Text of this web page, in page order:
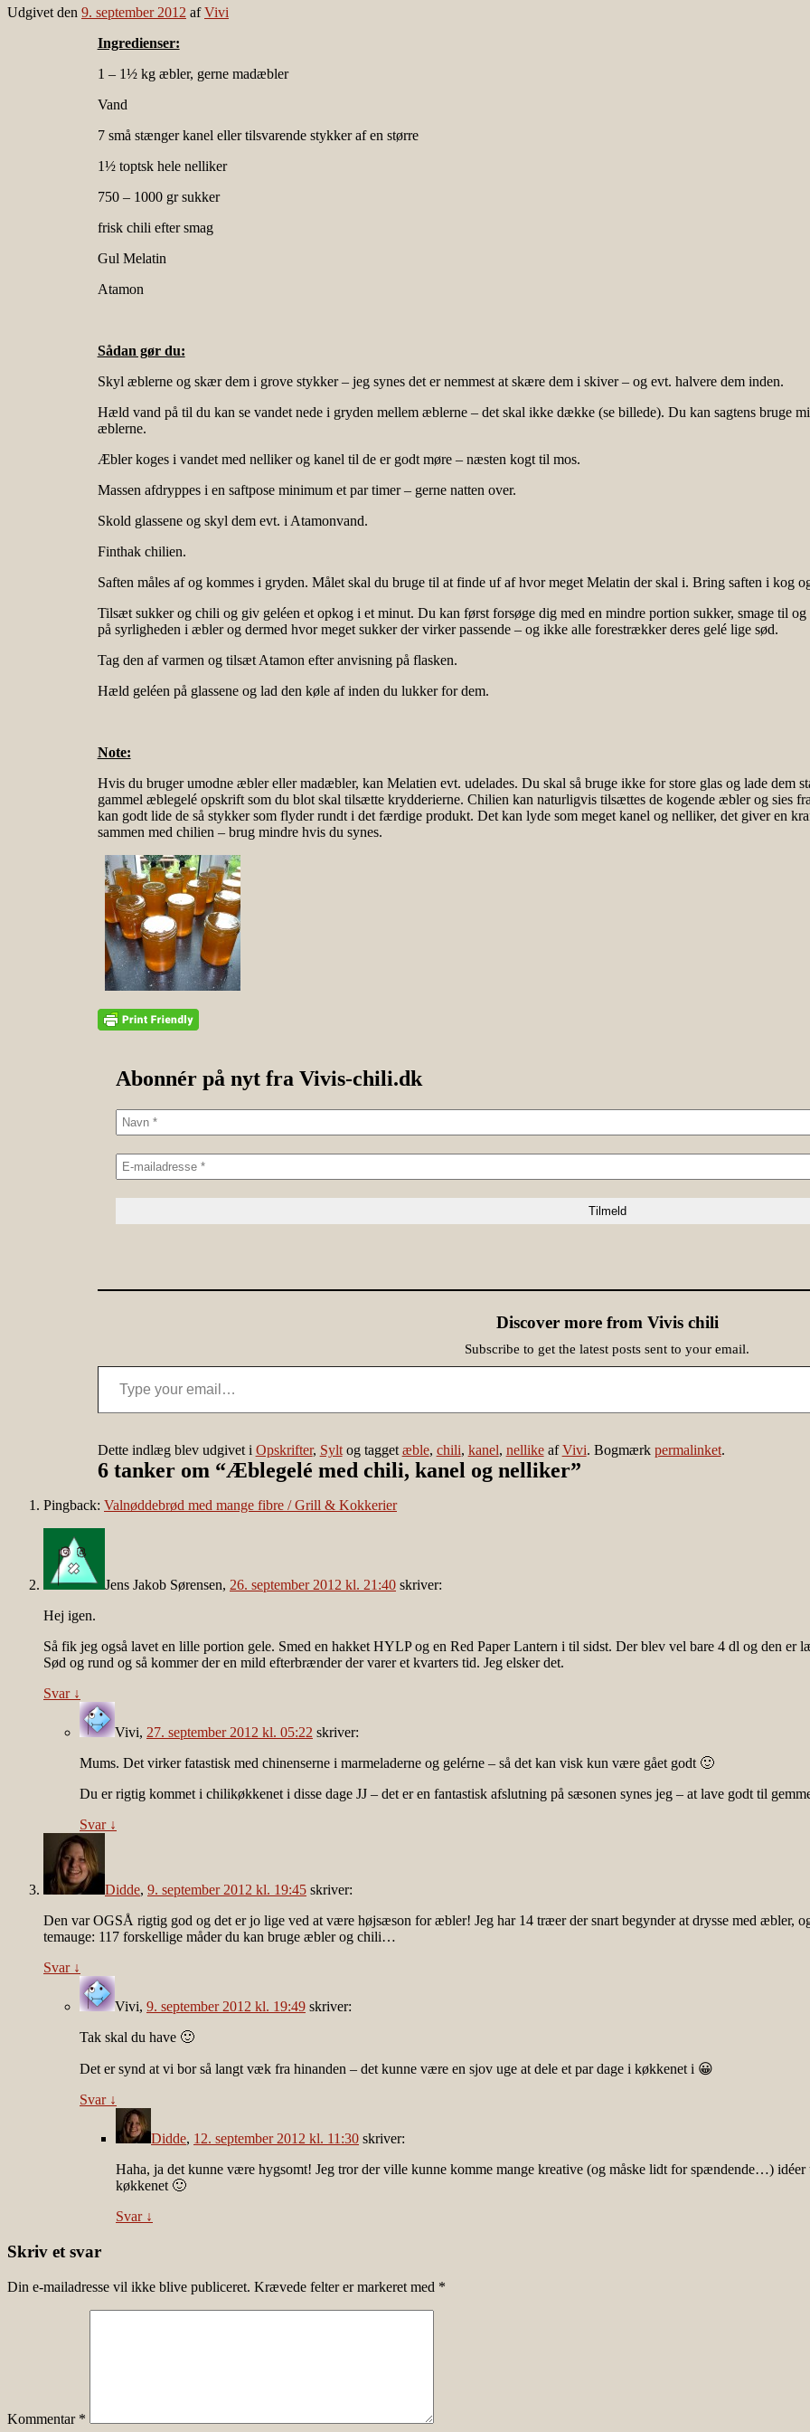
Udgivet den 9. september 2012 afVivi
Ingredienser:
1 – 1½ kg æbler, gerne madæbler
Vand
7 små stænger kanel eller tilsvarende stykker af en større
1½ toptsk hele nelliker
750 – 1000 gr sukker
frisk chili efter smag
Gul Melatin
Atamon
Sådan gør du:
Skyl æblerne og skær dem i grove stykker – jeg synes det er nemmest at skære dem i skiver – og evt. halvere dem inden.
Hæld vand på til du kan se vandet nede i gryden mellem æblerne – det skal ikke dække (se billede). Du kan sagtens bruge
æblerne.
Æbler koges i vandet med nelliker og kanel til de er godt møre – næsten kogt til mos.
Massen afdryppes i en saftpose minimum et par timer – gerne natten over.
Skold glassene og skyl dem evt. i Atamonvand.
Finthak chilien.
Saften måles af og kommes i gryden. Målet skal du bruge til at finde uf af hvor meget Melatin der skal i. Bring saften i kog
Tilsæt sukker og chili og giv geléen et opkog i et minut. Du kan først forsøge dig med en mindre portion sukker, smage til
på syrligheden i æbler og dermed hvor meget sukker der virker passende – og ikke alle forestrækker deres gelé lige sød.
Tag den af varmen og tilsæt Atamon efter anvisning på flasken.
Hæld geléen på glassene og lad den køle af inden du lukker for dem.
Note:
Hvis du bruger umodne æbler eller madæbler, kan Melatien evt. udelades. Du skal så bruge ikke for store glas og lade dem
gammel æblegelé opskrift som du blot skal tilsætte krydderierne. Chilien kan naturligvis tilsættes de kogende æbler og sies
kan godt lide de så stykker som flyder rundt i det færdige produkt. Det kan lyde som meget kanel og nelliker, det giver en
sammen med chilien – brug mindre hvis du synes.
Abonnér på nyt fra Vivis-chili.dk
Discover more from Vivis chili
Subscribe to get the latest posts sent to your email.
Type your email…
Dette indlæg blev udgivet i Opskrifter, Syltog tagget æble, chili, kanel, nellikeafVivi. Bogmærk permalinket.
6 tanker om “Æblegelé med chili, kanel og nelliker”
Pingback: Valnøddebrød med mange fibre / Grill & Kokkerier
Jens Jakob Sørensen, 26. september 2012 kl. 21:40 skriver:
Hej igen.
Så fik jeg også lavet en lille portion gele. Smed en hakket HYLP og en Red Paper Lantern i til sidst. Der blev vel bare 4 dl og den er
Sød og rund og så kommer der en mild efterbrænder der varer et kvarters tid. Jeg elsker det.
Svar ↓
Vivi, 27. september 2012 kl. 05:22 skriver:
Mums. Det virker fatastisk med chinenserne i marmeladerne og gelérne – så det kan visk kun være gået godt 🙂
Du er rigtig kommet i chilikøkkenet i disse dage JJ – det er en fantastisk afslutning på sæsonen synes jeg – at lave godt til
Svar ↓
Didde, 9. september 2012 kl. 19:45 skriver:
Den var OGSÅ rigtig god og det er jo lige ved at være højsæson for æbler! Jeg har 14 træer der snart begynder at drysse med æbler,
temauge: 117 forskellige måder du kan bruge æbler og chili…
Svar ↓
Vivi, 9. september 2012 kl. 19:49 skriver:
Tak skal du have 🙂
Det er synd at vi bor så langt væk fra hinanden – det kunne være en sjov uge at dele et par dage i køkkenet i 😀
Svar ↓
Didde, 12. september 2012 kl. 11:30 skriver:
Haha, ja det kunne være hygsomt! Jeg tror der ville kunne komme mange kreative (og måske lidt for spændende…)
køkkenet 🙂
Svar ↓
Skriv et svar
Din e-mailadresse vil ikke blive publiceret. Krævede felter er markeret med *
Kommentar *